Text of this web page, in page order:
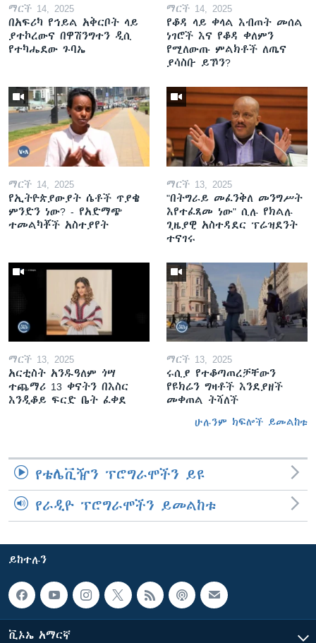
ማርች 14, 2025
በአፍሪካ የኅይል አቅርቦት ላይ
ያተኮረውና በዋሽንግተን ዲሲ
የተካሔደው ጉባኤ
ማርች 14, 2025
የቆዳ ላይ ቀላል እብጠት መሰል
ነገሮች እና የቆዳ ቀለምን
የሚለውጡ ምልክቶች ለጤና
ያሳስቡ ይኾን?
ማርች 14, 2025
የኢትዮጵያውያት ሴቶች ጥያቄ
ምንድን ነው? - የአድማጭ
ተመልካቾች አስተያየት
ማርች 13, 2025
"በትግራይ መፈንቅለ መንግሥት
እየተፈጸመ ነው" ሲሉ የክልሉ
ጊዜያዊ አስተዳደር ፕሬዝደንት
ተናገሩ
ማርች 13, 2025
አርቲስት አንዱዓለም ጎሣ
ተጨማሪ 13 ቀናትን በእስር
እንዲቆይ ፍርድ ቤት ፈቀደ
ማርች 13, 2025
ሩሲያ የተቆጣጠረቻቸውን
የዩክሬን ግዛቶች እንደያዘች
መቀጠል ትሻለች
ሁሉንም ክፍሎች ይመልከቱ
የቴሌቪዥን ፕሮግራሞችን ይዩ
የራዲዮ ፕሮግራሞችን ይመልከቱ
ይከተሉን
ቪኦኤ አማርኛ